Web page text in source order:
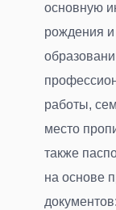
основную
рождения
работы,
место
также
на основе